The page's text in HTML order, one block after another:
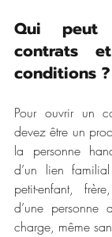
Qui peut
contrats
conditions ?
Pour ouvrir un
devez être un
la personne
d’un lien
petit-enfant,
d’une
charge, même